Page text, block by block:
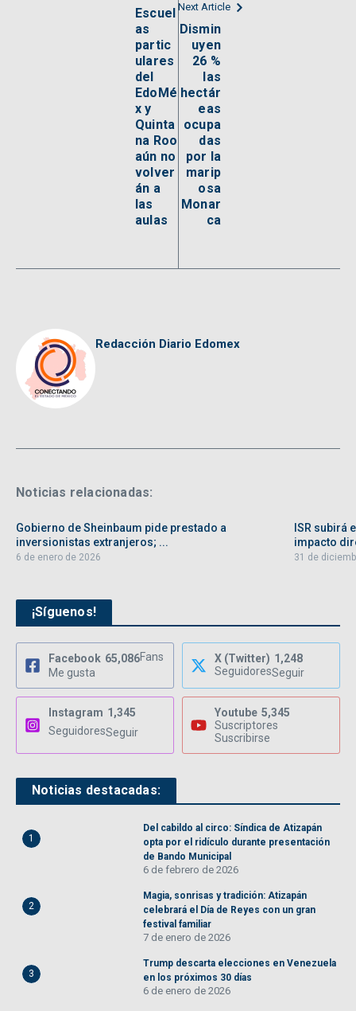
Escuel
as
partic
ulares
del
EdoMé
x y
Quinta
na Roo
aún no
volver
án a
las
aulas
Next Article
Dismin
uyen
26 %
las
hectár
eas
ocupa
das
por la
marip
osa
Monar
ca
Redacción Diario Edomex
Noticias relacionadas:
Gobierno de Sheinbaum pide prestado a
inversionistas extranjeros; ...
6 de enero de 2026
ISR subirá
impacto
31 de
¡Síguenos!
Facebook 65,086Fans
Me gusta
X (Twitter) 1,248
SeguidoresSeguir
Instagram 1,345
SeguidoresSeguir
Youtube 5,345
Suscriptores
Suscribirse
Noticias destacadas:
1
Del cabildo al circo: Síndica de Atizapán
opta por el ridículo durante presentación
de Bando Municipal
6 de febrero de 2026
2
Magia, sonrisas y tradición: Atizapán
celebrará el Día de Reyes con un gran
festival familiar
7 de enero de 2026
3
Trump descarta elecciones en Venezuela
en los próximos 30 días
6 de enero de 2026